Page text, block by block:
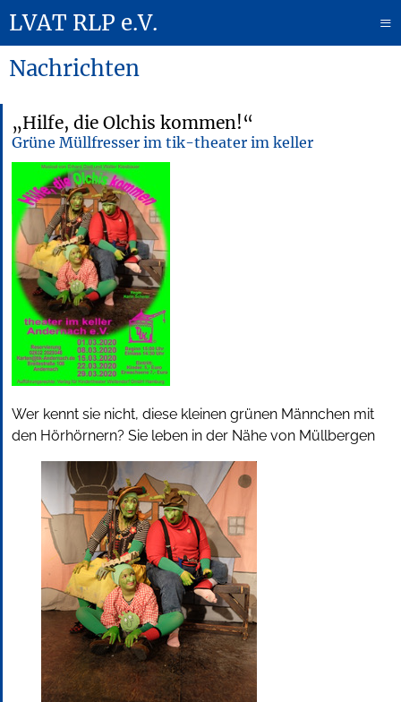
LVAT RLP e.V.
≡
Nachrichten
„Hilfe, die Olchis kommen!“
Grüne Müllfresser im tik-theater im keller
Wer kennt sie nicht, diese kleinen grünen Männchen mit
den Hörhörnern? Sie leben in der Nähe von Müllbergen